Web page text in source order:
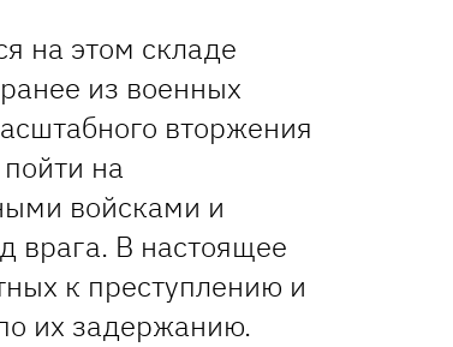
на этом складе
из военных
вторжения
на
войсками и
врага. В настоящее
к преступлению и
их задержанию.